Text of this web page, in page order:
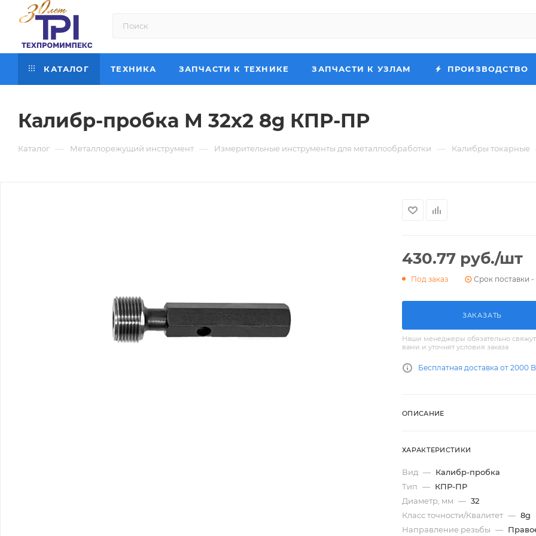
КАТАЛОГ ТЕХНИКА ЗАПЧАСТИ К ТЕХНИКЕ ЗАПЧАСТИ К УЗЛАМ ПРОИЗВОДСТВО
Калибр-пробка М 32х2 8g КПР-ПР
Каталог — Металлорежущий инструмент — Измерительные инструменты для металлообработки — Калибры токарные
430.77 руб./шт
Под заказ Срок поставки -
ЗАКАЗАТЬ
Наши менеджеры обязательно
вами и уточнят условия заказа
Бесплатная доставка от 2000
ОПИСАНИЕ
ХАРАКТЕРИСТИКИ
Вид — Калибр-пробка
Тип — КПР-ПР
Диаметр, мм — 32
Класс точности/Квалитет — 8g
Направление резьбы —